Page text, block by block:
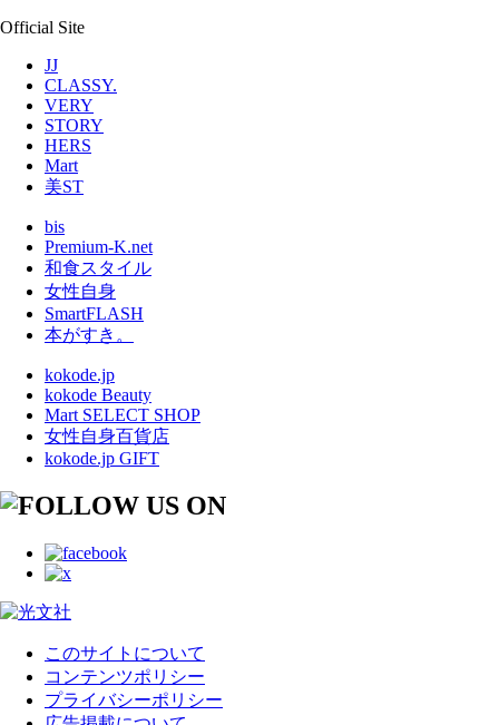
Official Site
JJ
CLASSY.
VERY
STORY
HERS
Mart
美ST
bis
Premium-K.net
和食スタイル
女性自身
SmartFLASH
本がすき。
kokode.jp
kokode Beauty
Mart SELECT SHOP
女性自身百貨店
kokode.jp GIFT
このサイトについて
コンテンツポリシー
プライバシーポリシー